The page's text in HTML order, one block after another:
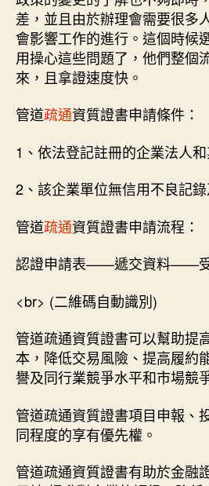
差，並且由於辦理會需要很多
會影響工作的進行。這個時候
用操心這些問題了，他們整個
來，且拿證速度快。
管道疏通資質證書申請條件：
1、依法登記註冊的企業法人
2、該企業單位無信用不良記
管道疏通資質證書申請流程：
認證申請表——遞交資料——
<br> (二維碼自動識別)
管道疏通資質證書可以幫助提
本，降低交易風險、提高履約
譽及同行業競爭水平和市場競
管道疏通資質證書項目申報、
同程度的享有優先權。
管道疏通資質證書有助於金融